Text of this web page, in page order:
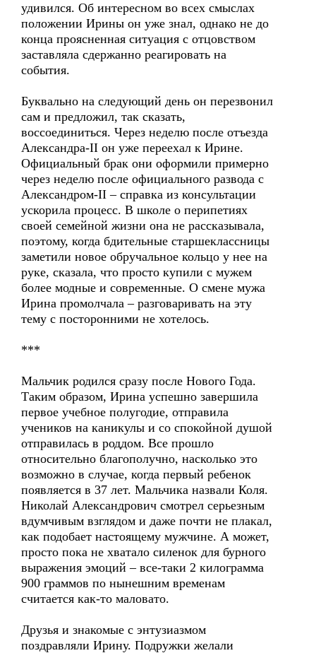
удивился. Об интересном во всех смыслах
положении Ирины он уже знал, однако не до
конца проясненная ситуация с отцовством
заставляла сдержанно реагировать на
события.
Буквально на следующий день он перезвонил
сам и предложил, так сказать,
воссоединиться. Через неделю после отъезда
Александра-II он уже переехал к Ирине.
Официальный брак они оформили примерно
через неделю после официального развода с
Александром-II – справка из консультации
ускорила процесс. В школе о перипетиях
своей семейной жизни она не рассказывала,
поэтому, когда бдительные старшеклассницы
заметили новое обручальное кольцо у нее на
руке, сказала, что просто купили с мужем
более модные и современные. О смене мужа
Ирина промолчала – разговаривать на эту
тему с посторонними не хотелось.
***
Мальчик родился сразу после Нового Года.
Таким образом, Ирина успешно завершила
первое учебное полугодие, отправила
учеников на каникулы и со спокойной душой
отправилась в роддом. Все прошло
относительно благополучно, насколько это
возможно в случае, когда первый ребенок
появляется в 37 лет. Мальчика назвали Коля.
Николай Александрович смотрел серьезным
вдумчивым взглядом и даже почти не плакал,
как подобает настоящему мужчине. А может,
просто пока не хватало силенок для бурного
выражения эмоций – все-таки 2 килограмма
900 граммов по нынешним временам
считается как-то маловато.
Друзья и знакомые с энтузиазмом
поздравляли Ирину. Подружки желали